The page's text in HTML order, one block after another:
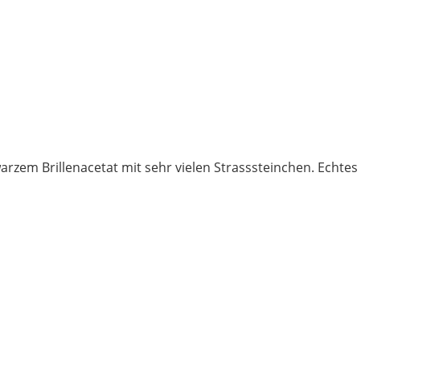
Brillenacetat mit sehr vielen Strasssteinchen. Echtes